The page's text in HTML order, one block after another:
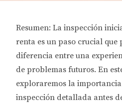
Resumen: La inspección
renta es un paso crucial que
diferencia entre una
de problemas futuros. En
exploraremos la
inspección detallada antes